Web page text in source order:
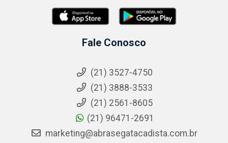
Fale Conosco
(21) 3527-4750
(21) 3888-3533
(21) 2561-8605
(21) 96471-2691
marketing@abrasegatacadista.com.br